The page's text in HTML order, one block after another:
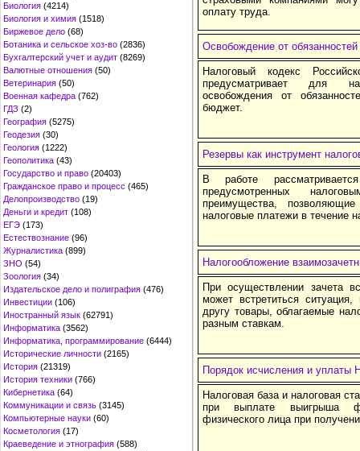
Биология (4214)
Биология и химия (1518)
Биржевое дело (68)
Ботаника и сельское хоз-во (2836)
Бухгалтерский учет и аудит (8269)
Валютные отношения (50)
Ветеринария (50)
Военная кафедра (762)
ГДЗ (2)
География (5275)
Геодезия (30)
Геология (1222)
Геополитика (43)
Государство и право (20403)
Гражданское право и процесс (465)
Делопроизводство (19)
Деньги и кредит (108)
ЕГЭ (173)
Естествознание (96)
Журналистика (899)
ЗНО (54)
Зоология (34)
Издательское дело и полиграфия (476)
Инвестиции (106)
Иностранный язык (62791)
Информатика (3562)
Информатика, программирование (6444)
Исторические личности (2165)
История (21319)
История техники (766)
Кибернетика (64)
Коммуникации и связь (3145)
Компьютерные науки (60)
Косметология (17)
Краеведение и этнография (588)
оплату труда.
Освобождение от
Налоговый кодекс
предусматривает для
освобождения от
бюджет.
Резервы как инструмент
В работе
предусмотренных
преимущества, позволяющие
налоговые платежи в течение
Налогообложение
При осуществлении зачета
может встретиться ситуация,
другу товары, облагаемые
разным ставкам.
Порядок исчисления и
Налоговая база и налоговая
при выплате выигрыша
физического лица при